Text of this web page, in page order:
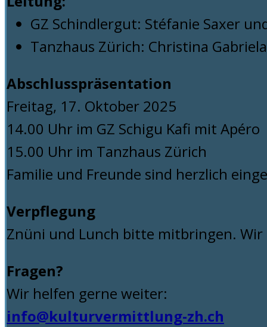
GZ Schindlergut: Stéfanie Saxer
Tanzhaus Zürich: Christina
Abschlusspräsentation
Freitag, 17. Oktober 2025
14.00 Uhr im GZ Schigu Kafi mit Apéro
15.00 Uhr im Tanzhaus Zürich
Familie und Freunde sind herzlich
Verpflegung
Znüni und Lunch bitte mitbringen. Wir
Fragen?
Wir helfen gerne weiter:
info@kulturvermittlung-zh.ch